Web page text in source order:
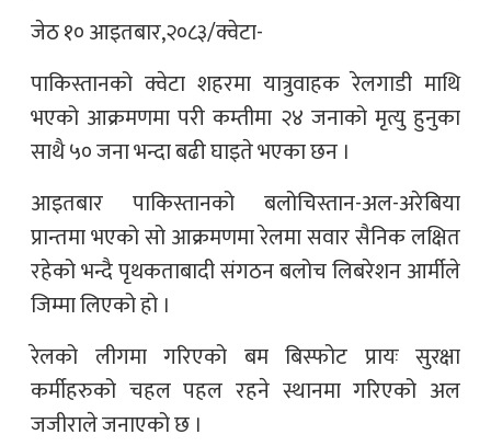
जेठ १० आइतबार,२०८३/क्वेटा-
पाकिस्तानको क्वेटा शहरमा यात्रुवाहक रेलगाडी माथि
भएको आक्रमणमा परी कम्तीमा २४ जनाको मृत्यु हुनुका
साथै ५० जना भन्दा बढी घाइते भएका छन ।
आइतबार पाकिस्तानको बलोचिस्तान-अल-अरेबिया
प्रान्तमा भएको सो आक्रमणमा रेलमा सवार सैनिक लक्षित
रहेको भन्दै पृथकताबादी संगठन बलोच लिबरेशन आर्मीले
जिम्मा लिएको हो ।
रेलको लीगमा गरिएको बम बिस्फोट प्रायः सुरक्षा
कर्मीहरुको चहल पहल रहने स्थानमा गरिएको अल
जजीराले जनाएको छ ।